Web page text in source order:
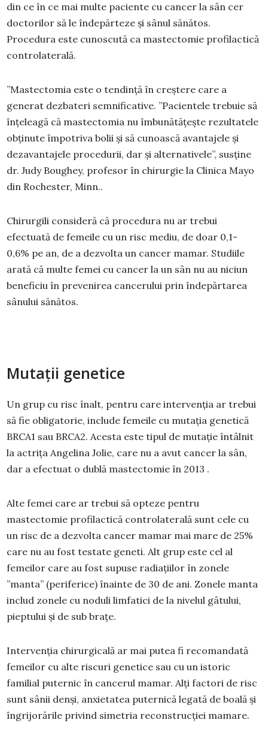
din ce în ce mai multe paciente cu cancer la sân cer
doctorilor să le îndepărteze și sânul sănătos.
Procedura este cunoscută ca mastectomie profilactică
controlaterală.
”Mastectomia este o tendință în creștere care a
generat dezbateri semnificative. ”Pacientele trebuie să
înțeleagă că mastectomia nu îmbunătățește rezultatele
obținute împotriva bolii și să cunoască avantajele și
dezavantajele procedurii, dar și alternativele”, susține
dr. Judy Boughey, profesor în chirurgie la Clinica Mayo
din Rochester, Minn..
Chirurgili consideră că procedura nu ar trebui
efectuată de femeile cu un risc mediu, de doar 0,1-
0,6% pe an, de a dezvolta un cancer mamar. Studiile
arată că multe femei cu cancer la un sân nu au niciun
beneficiu în prevenirea cancerului prin îndepărtarea
sânului sănătos.
Mutații genetice
Un grup cu risc înalt, pentru care intervenția ar trebui
să fie obligatorie, include femeile cu mutația genetică
BRCA1 sau BRCA2. Acesta este tipul de mutație întâlnit
la actrița Angelina Jolie, care nu a avut cancer la sân,
dar a efectuat o dublă mastectomie în 2013 .
Alte femei care ar trebui să opteze pentru
mastectomie profilactică controlaterală sunt cele cu
un risc de a dezvolta cancer mamar mai mare de 25%
care nu au fost testate geneti. Alt grup este cel al
femeilor care au fost supuse radiațiilor în zonele
”manta” (periferice) înainte de 30 de ani. Zonele manta
includ zonele cu noduli limfatici de la nivelul gâtului,
pieptului și de sub brațe.
Intervenția chirurgicală ar mai putea fi recomandată
femeilor cu alte riscuri genetice sau cu un istoric
familial puternic în cancerul mamar. Alți factori de risc
sunt sânii denși, anxietatea puternică legată de boală și
îngrijorările privind simetria reconstrucției mamare.